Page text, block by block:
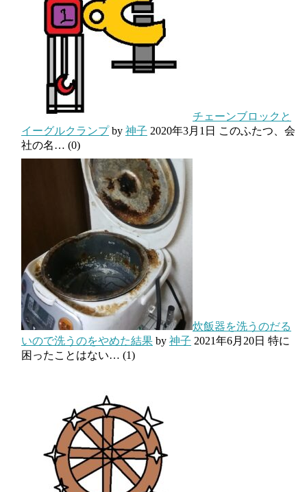
チェーンブロックと
イーグルクランプby 神子 2020年3月1日 このふたつ、会
社の名… (0)
炊飯器を洗うのだる
いので洗うのをやめた結果 by 神子 2021年6月20日 特に
困ったことはない… (1)